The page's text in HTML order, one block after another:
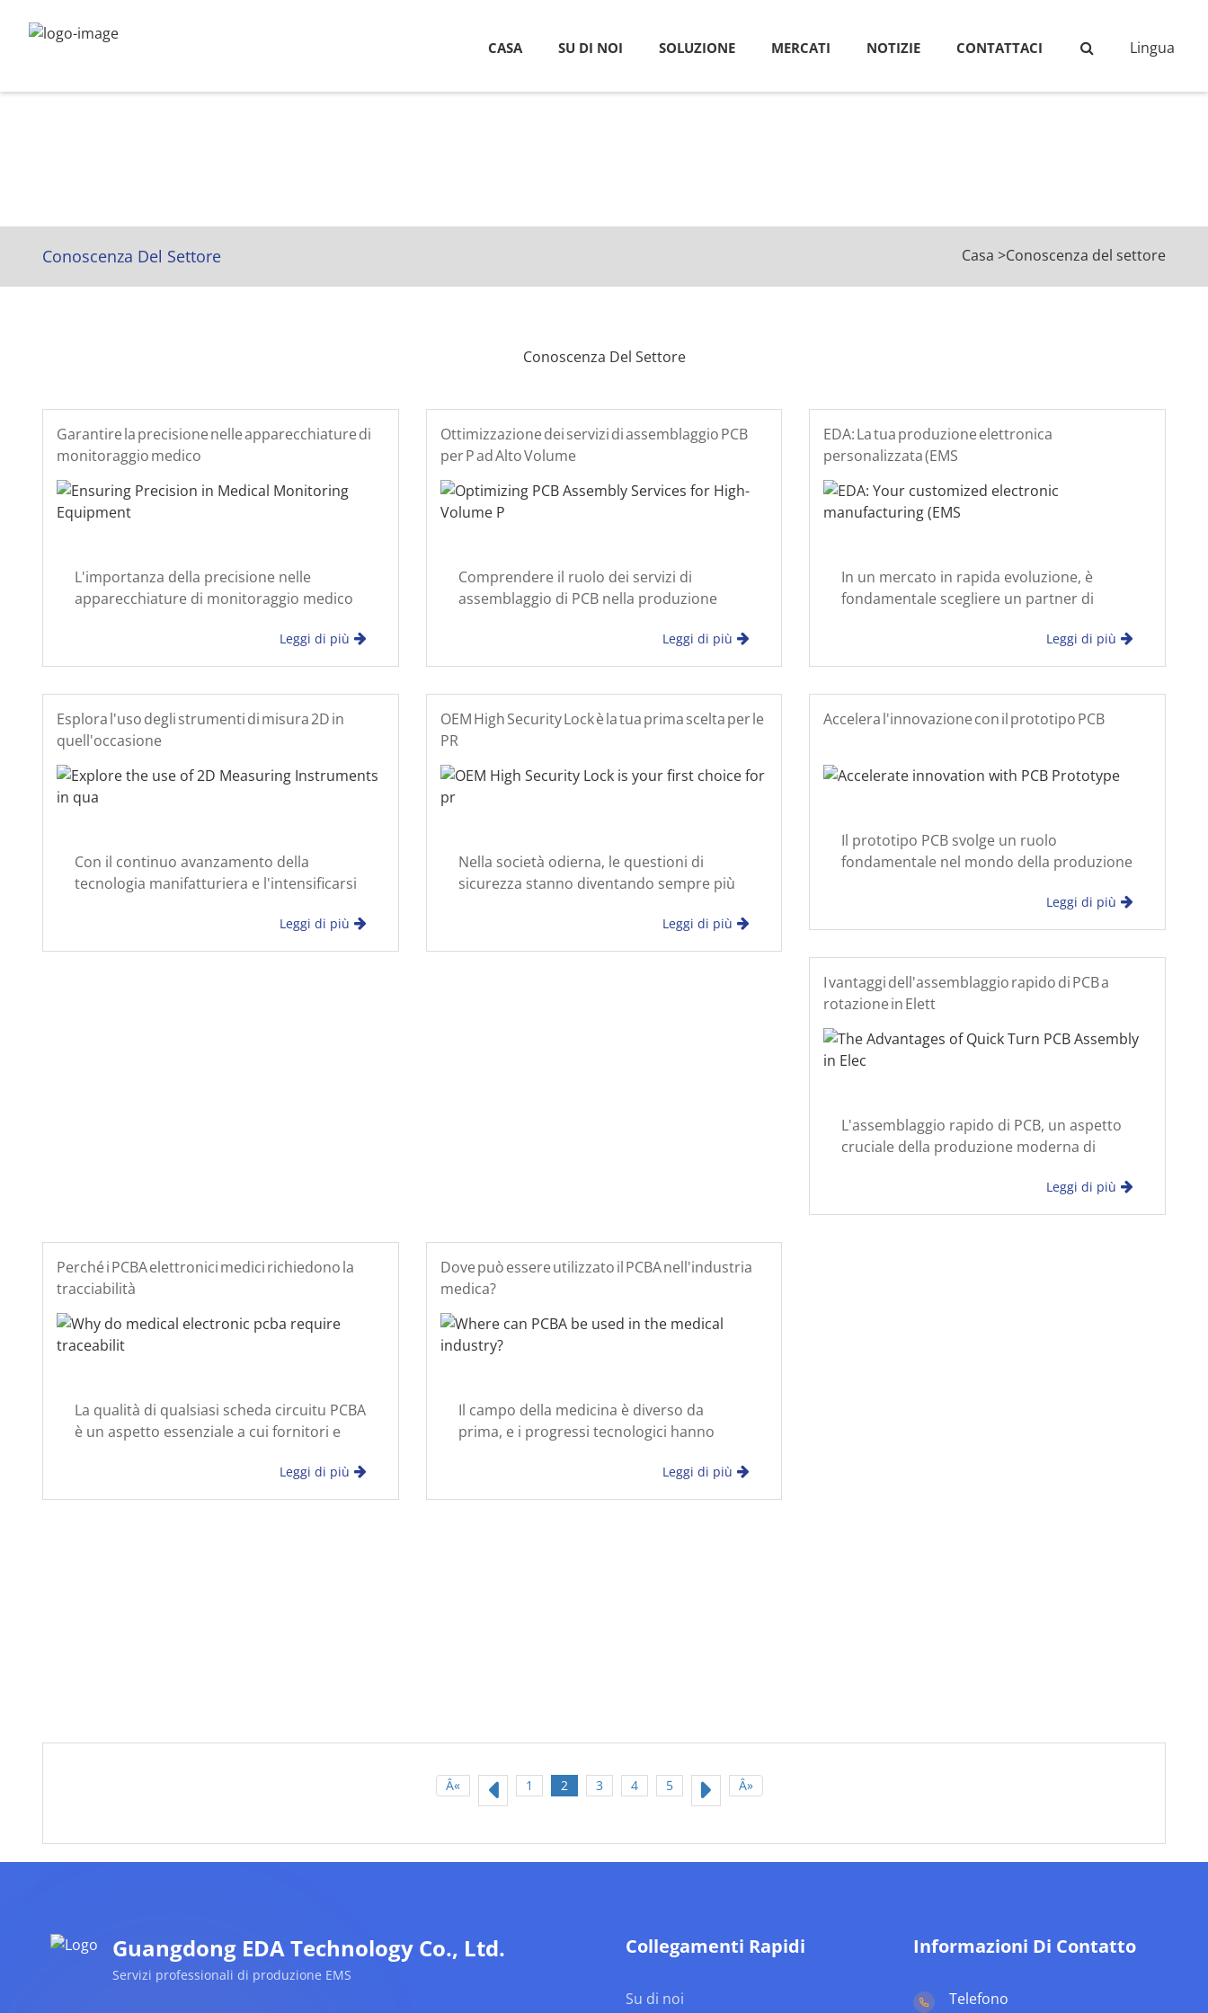
CASA SU DI NOI SOLUZIONE MERCATI NOTIZIE CONTATTACI Lingua
Conoscenza Del Settore Casa >Conoscenza del settore
Conoscenza Del Settore
Garantire la precisione nelle apparecchiature di
monitoraggio medico
L'importanza della precisione nelle
apparecchiature di monitoraggio medico
apparecchiature di monitoraggio medico
fungono da spina dorsale della diagnostica
Leggi di più
Ottimizzazione dei servizi di assemblaggio PCB
per P ad Alto Volume
Comprendere il ruolo dei servizi di
assemblaggio di PCB nella produzione
i servizi di assemblaggio PCB svolgono un
ruolo decisivo nel garantire sia
Leggi di più
EDA: La tua produzione elettronica
personalizzata (EMS
In un mercato in rapida evoluzione, è
fondamentale scegliere un partner di
profondamente il nucleo del prodotto e
possa raggiungere efficacemente il MA
Leggi di più
Esplora l'uso degli strumenti di misura 2D in
quell'occasione
Con il continuo avanzamento della
tecnologia manifatturiera e l'intensificarsi
di qualità del prodotto stanno diventando
sempre più alti. Durante la produzione p
Leggi di più
OEM High Security Lock è la tua prima scelta per le
PR
Nella società odierna, le questioni di
sicurezza stanno diventando sempre più
la nostra proprietà e la privacy è diventato
un problema che ciascuno di noi deve
Leggi di più
Accelera l'innovazione con il prototipo PCB
Il prototipo PCB svolge un ruolo
fondamentale nel mondo della produzione
ingegneri e progettisti di validare i propri
concetti, identificare potenziali difetti e
Leggi di più
I vantaggi dell'assemblaggio rapido di PCB a
rotazione in Elett
L'assemblaggio rapido di PCB, un aspetto
cruciale della produzione moderna di
nella prototipazione rapida e nella
produzione di dispositivi elettronici.
Leggi di più
Perché i PCBA elettronici medici richiedono la
tracciabilità
La qualità di qualsiasi scheda circuitu PCBA
è un aspetto essenziale a cui fornitori e
prestare attenzione. Ci sono molti modi
per garantire la qualità dell'elaborazione
Leggi di più
Dove può essere utilizzato il PCBA nell'industria
medica?
Il campo della medicina è diverso da
prima, e i progressi tecnologici hanno
cambiamento è più evidente nella
diagnostica elettronica, nella ricerca e
Leggi di più
Â« 1 2 3 4 5 Â»
Guangdong EDA Technology Co., Ltd.
Servizi professionali di produzione EMS
Collegamenti Rapidi
Su di noi
Informazioni Di Contatto
Telefono